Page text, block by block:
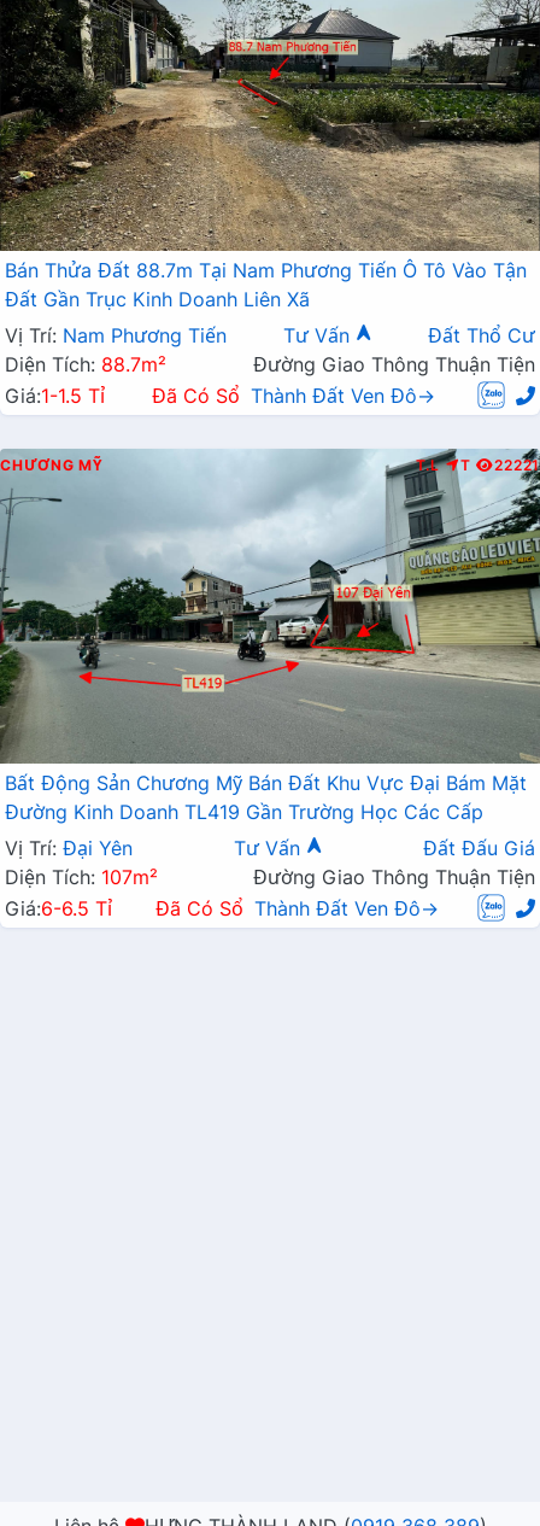
Bán Thửa Đất 88.7m Tại Nam Phương Tiến Ô Tô Vào Tận
Đất Gần Trục Kinh Doanh Liên Xã
Vị Trí: Nam Phương Tiến Tư Vấn
Đất Thổ Cư
Diện Tích: 88.7m²
Đường Giao Thông Thuận Tiện
Giá:1-1.5 Tỉ Đã Có Sổ Thành Đất Ven Đô→
CHƯƠNG MỸ T.L T 22221
Bất Động Sản Chương Mỹ Bán Đất Khu Vực Đại Bám Mặt
Đường Kinh Doanh TL419 Gần Trường Học Các Cấp
Vị Trí: Đại Yên Tư Vấn
Đất Đấu Giá
Diện Tích: 107m²
Đường Giao Thông Thuận Tiện
Giá:6-6.5 Tỉ Đã Có Sổ Thành Đất Ven Đô→